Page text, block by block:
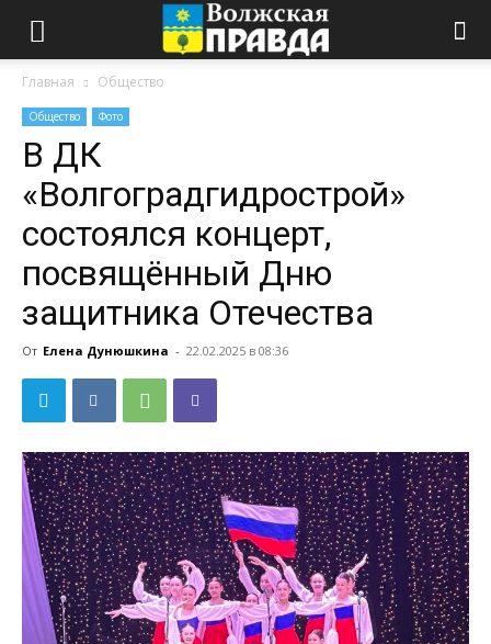
Главная Общество
Общество Фото
В ДК
«Волгоградгидрострой»
состоялся концерт,
посвящённый Дню
защитника Отечества
От Елена Дунюшкина - 22.02.2025 в 08:36